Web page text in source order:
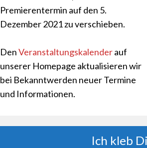
Premierentermin auf den 5.
Dezember 2021 zu verschieben.
DenVeranstaltungskalenderauf
unserer Homepage aktualisieren wir
bei Bekanntwerden neuer Termine
und Informationen.
Ich kleb